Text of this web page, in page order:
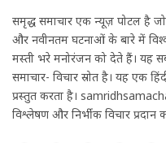
समृद्ध समाचार एक न्यूज़ पोर्टल है
और नवीनतम घटनाओं के बारे में
मस्ती भरे मनोरंजन को देते हैं। यह
समाचार- विचार स्रोत है। यह एक
प्रस्तुत करता है।
विश्लेषण और निर्भीक विचार प्रदान